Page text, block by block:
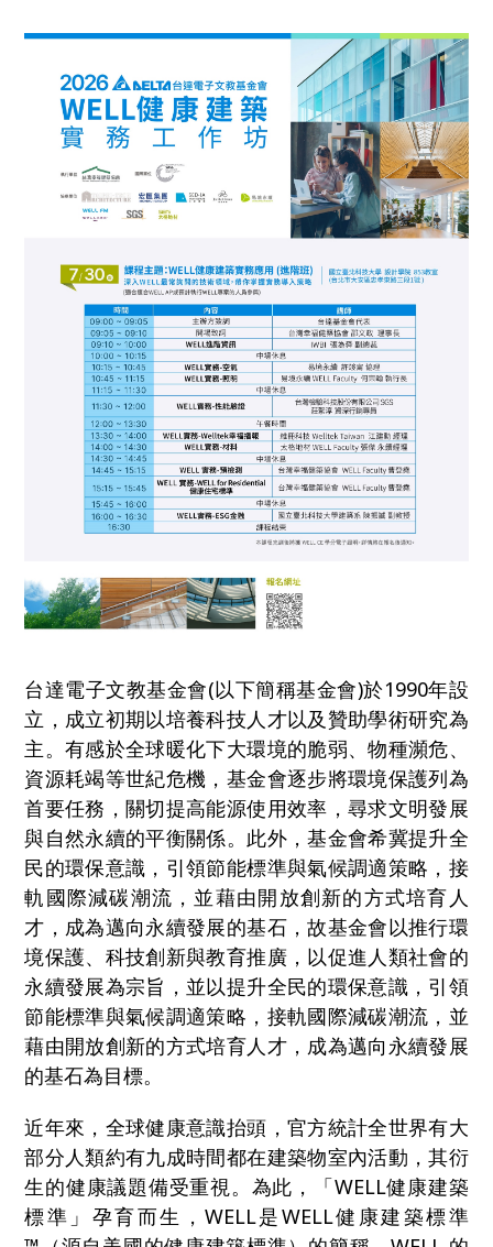
台達電子文教基金會(以下簡稱基金會)於1990年設
立，成立初期以培養科技人才以及贊助學術研究為
主。有感於全球暖化下大環境的脆弱、物種瀕危、
資源耗竭等世紀危機，基金會逐步將環境保護列為
首要任務，關切提高能源使用效率，尋求文明發展
與自然永續的平衡關係。此外，基金會希冀提升全
民的環保意識，引領節能標準與氣候調適策略，接
軌國際減碳潮流，並藉由開放創新的方式培育人
才，成為邁向永續發展的基石，故基金會以推行環
境保護、科技創新與教育推廣，以促進人類社會的
永續發展為宗旨，並以提升全民的環保意識，引領
節能標準與氣候調適策略，接軌國際減碳潮流，並
藉由開放創新的方式培育人才，成為邁向永續發展
的基石為目標。
近年來，全球健康意識抬頭，官方統計全世界有大
部分人類約有九成時間都在建築物室內活動，其衍
生的健康議題備受重視。為此，「WELL健康建築
標準」孕育而生，WELL是WELL健康建築標準